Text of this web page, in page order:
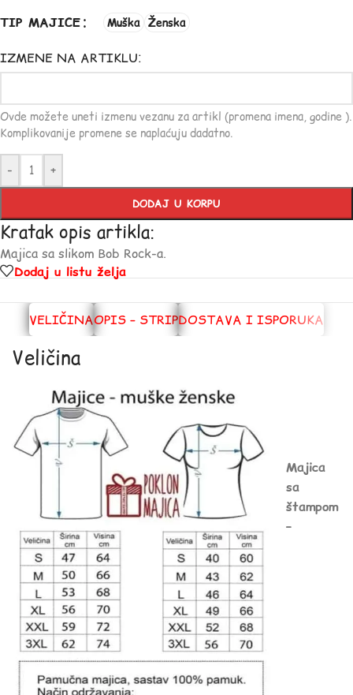
TIP MAJICE Muška Ženska
IZMENE NA ARTIKLU:
Ovde možete uneti izmenu vezanu za artikl (promena imena, godine ).
Komplikovanije promene se naplaćuju dadatno.
- +
DODAJ U KORPU
Kratak opis artikla:
Majica sa slikom Bob Rock-a.
Dodaj u listu želja
VELIČINAOPIS – STRIPDOSTAVA I ISPORUKA
Veličina
Majica
sa
štampom
–